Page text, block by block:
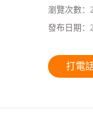
瀏覽次數：
發布日期：
打電